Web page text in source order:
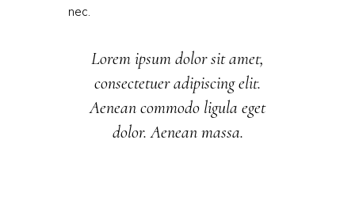
nec.
Lorem ipsum dolor sit amet,
consectetuer adipiscing elit.
Aenean commodo ligula eget
dolor. Aenean massa.